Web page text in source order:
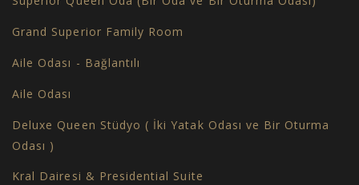
Grand Superior Family Room
Aile Odası - Bağlantılı
Aile Odası
Deluxe Queen Stüdyo ( İki Yatak Odası ve Bir Oturma
Odası )
Kral Dairesi & Presidential Suite